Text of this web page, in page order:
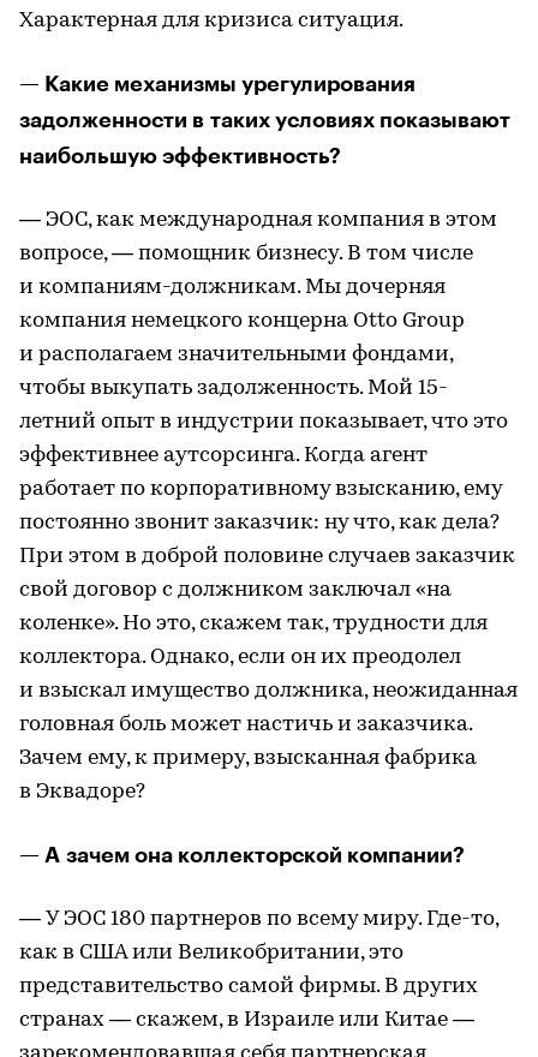
Характерная для кризиса ситуация.
— Какие механизмы урегулирования
задолженности в таких условиях показывают
наибольшую эффективность?
— ЭОС, как международная компания в этом
вопросе, — помощник бизнесу. В том числе
и компаниям-должникам. Мы дочерняя
компания немецкого концерна Otto Group
и располагаем значительными фондами,
чтобы выкупать задолженность. Мой 15-
летний опыт в индустрии показывает, что это
эффективнее аутсорсинга. Когда агент
работает по корпоративному взысканию, ему
постоянно звонит заказчик: ну что, как дела?
При этом в доброй половине случаев заказчик
свой договор с должником заключал «на
коленке». Но это, скажем так, трудности для
коллектора. Однако, если он их преодолел
и взыскал имущество должника, неожиданная
головная боль может настичь и заказчика.
Зачем ему, к примеру, взысканная фабрика
в Эквадоре?
— А зачем она коллекторской компании?
— У ЭОС 180 партнеров по всему миру. Где-то,
как в США или Великобритании, это
представительство самой фирмы. В других
странах — скажем, в Израиле или Китае —